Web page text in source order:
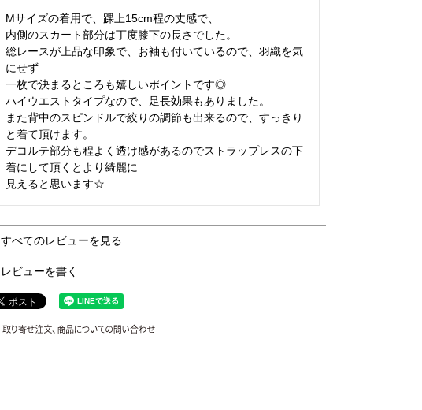
Mサイズの着用で、踝上15cm程の丈感で、
内側のスカート部分は丁度膝下の長さでした。
総レースが上品な印象で、お袖も付いているので、羽織を気
にせず
一枚で決まるところも嬉しいポイントです◎
ハイウエストタイプなので、足長効果もありました。
また背中のスピンドルで絞りの調節も出来るので、すっきり
と着て頂けます。
デコルテ部分も程よく透け感があるのでストラップレスの下
着にして頂くとより綺麗に
すべてのレビューを見る
レビューを書く